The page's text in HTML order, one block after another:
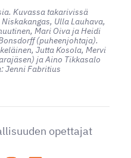
Kuvassa takarivissä
Ulla Lauhava,
Mari Oiva ja Heidi
(puheenjohtaja).
Jutta Kosola, Mervi
ja Aino Tikkasalo
Jenni Fabritius
opettajat